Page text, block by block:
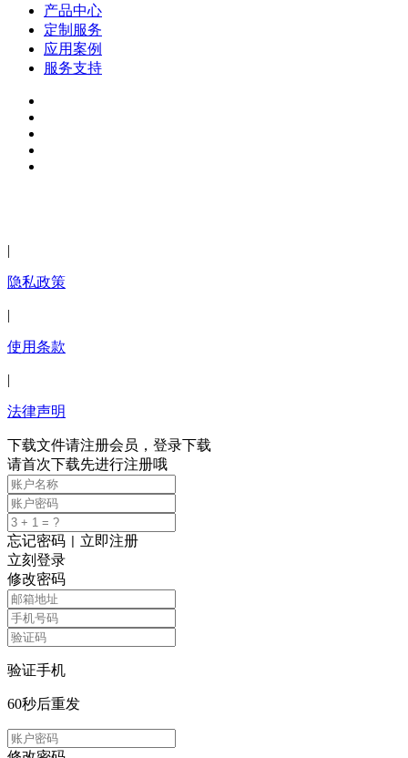
产品中心
定制服务
应用案例
服务支持
|
隐私政策
|
使用条款
|
法律声明
下载文件请注册会员，登录下载
请首次下载先进行注册哦
忘记密码
立即注册
立刻登录
修改密码
验证手机
60秒后重发